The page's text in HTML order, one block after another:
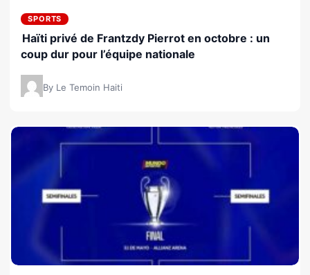
SPORTS
Haïti privé de Frantzdy Pierrot en octobre : un
coup dur pour l’équipe nationale
By Le Temoin Haiti